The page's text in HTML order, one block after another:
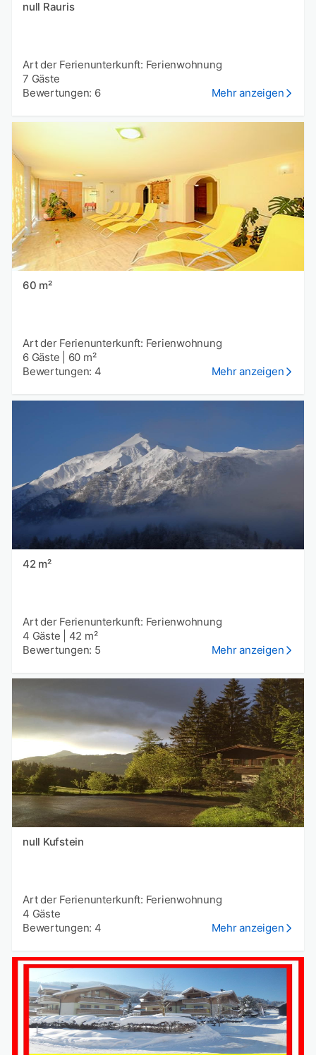
null Rauris
Art der Ferienunterkunft: Ferienwohnung
7 Gäste
Bewertungen: 6
Mehr anzeigen
60 m²
Art der Ferienunterkunft: Ferienwohnung
6 Gäste
60 m²
Bewertungen: 4
Mehr anzeigen
42 m²
Art der Ferienunterkunft: Ferienwohnung
4 Gäste
42 m²
Bewertungen: 5
Mehr anzeigen
null Kufstein
Art der Ferienunterkunft: Ferienwohnung
4 Gäste
Bewertungen: 4
Mehr anzeigen